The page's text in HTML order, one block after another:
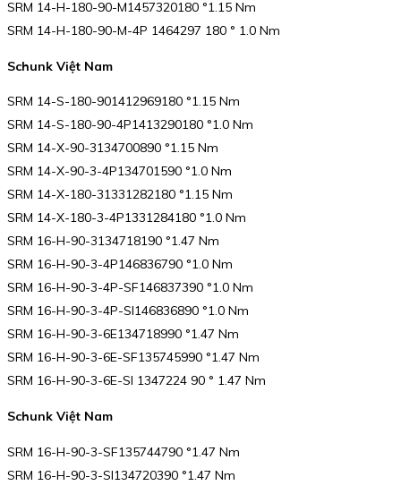
SRM 14-H-180-90-M1457320180 °1.15 Nm
SRM 14-H-180-90-M-4P 1464297 180 ° 1.0 Nm
Schunk Việt Nam
SRM 14-S-180-901412969180 °1.15 Nm
SRM 14-S-180-90-4P1413290180 °1.0 Nm
SRM 14-X-90-3134700890 °1.15 Nm
SRM 14-X-90-3-4P134701590 °1.0 Nm
SRM 14-X-180-31331282180 °1.15 Nm
SRM 14-X-180-3-4P1331284180 °1.0 Nm
SRM 16-H-90-3134718190 °1.47 Nm
SRM 16-H-90-3-4P146836790 °1.0 Nm
SRM 16-H-90-3-4P-SF146837390 °1.0 Nm
SRM 16-H-90-3-4P-SI146836890 °1.0 Nm
SRM 16-H-90-3-6E134718990 °1.47 Nm
SRM 16-H-90-3-6E-SF135745990 °1.47 Nm
SRM 16-H-90-3-6E-SI 1347224 90 ° 1.47 Nm
Schunk Việt Nam
SRM 16-H-90-3-SF135744790 °1.47 Nm
SRM 16-H-90-3-SI134720390 °1.47 Nm